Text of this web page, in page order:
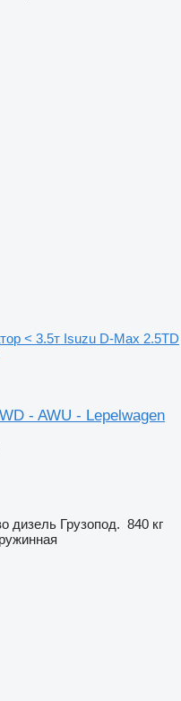
< 3.5т Isuzu D-Max 2.5TD
- AWU - Lepelwagen
дизель Грузопод. 840 кг